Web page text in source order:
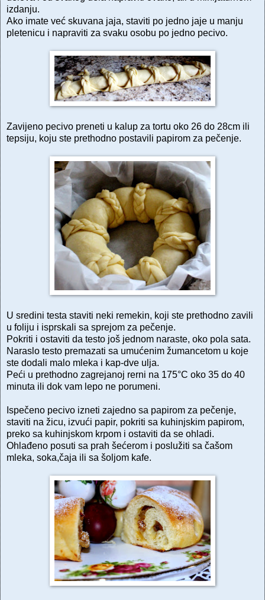
izdanju.
Ako imate već skuvana jaja, staviti po jedno jaje u manju
pletenicu i napraviti za svaku osobu po jedno pecivo.
Zavijeno pecivo preneti u kalup za tortu oko 26 do 28cm ili
tepsiju, koju ste prethodno postavili papirom za pečenje.
U sredini testa staviti neki remekin, koji ste prethodno zavili
u foliju i isprskali sa sprejom za pečenje.
Pokriti i ostaviti da testo još jednom naraste, oko pola sata.
Naraslo testo premazati sa umućenim žumancetom u koje
ste dodali malo mleka i kap-dve ulja.
Peći u prethodno zagrejanoj rerni na 175°C oko 35 do 40
minuta ili dok vam lepo ne porumeni.
Ispečeno pecivo izneti zajedno sa papirom za pečenje,
staviti na žicu, izvući papir, pokriti sa kuhinjskim papirom,
preko sa kuhinjskom krpom i ostaviti da se ohladi.
Ohlađeno posuti sa prah šećerom i poslužiti sa čašom
mleka, soka,čaja ili sa šoljom kafe.